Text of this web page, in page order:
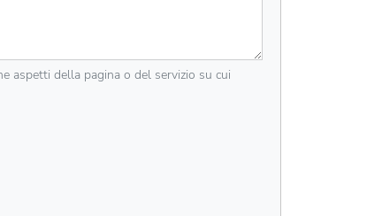
aspetti della pagina o del servizio su cui